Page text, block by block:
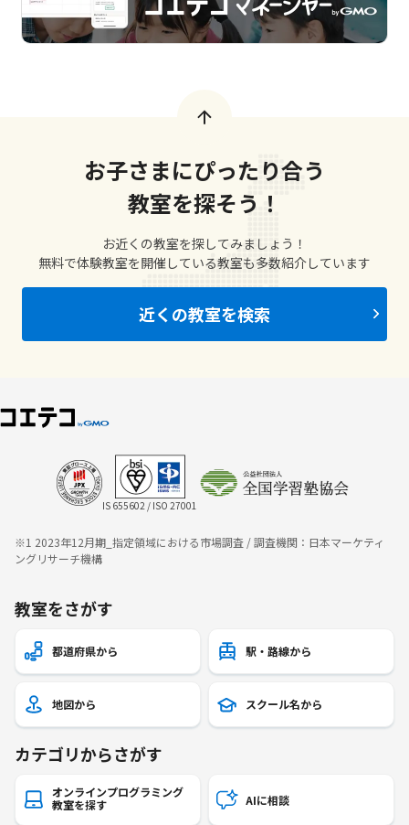
お子さまにぴったり合う
教室を探そう！
お近くの教室を探してみましょう！
無料で体験教室を開催している教室も多数紹介しています
近くの教室を検索
IS 655602 / ISO 27001
※1 2023年12月期_指定領域における市場調査 / 調査機関：日本マーケティ
ングリサーチ機構
教室をさがす
都道府県から 駅・路線から
地図から スクール名から
カテゴリからさがす
オンラインプログラミング
教室を探す
AIに相談